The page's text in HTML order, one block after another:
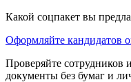
Какой соцпакет вы
Оформляйте кандидатов
Проверяйте сотрудников
документы без бумаг и